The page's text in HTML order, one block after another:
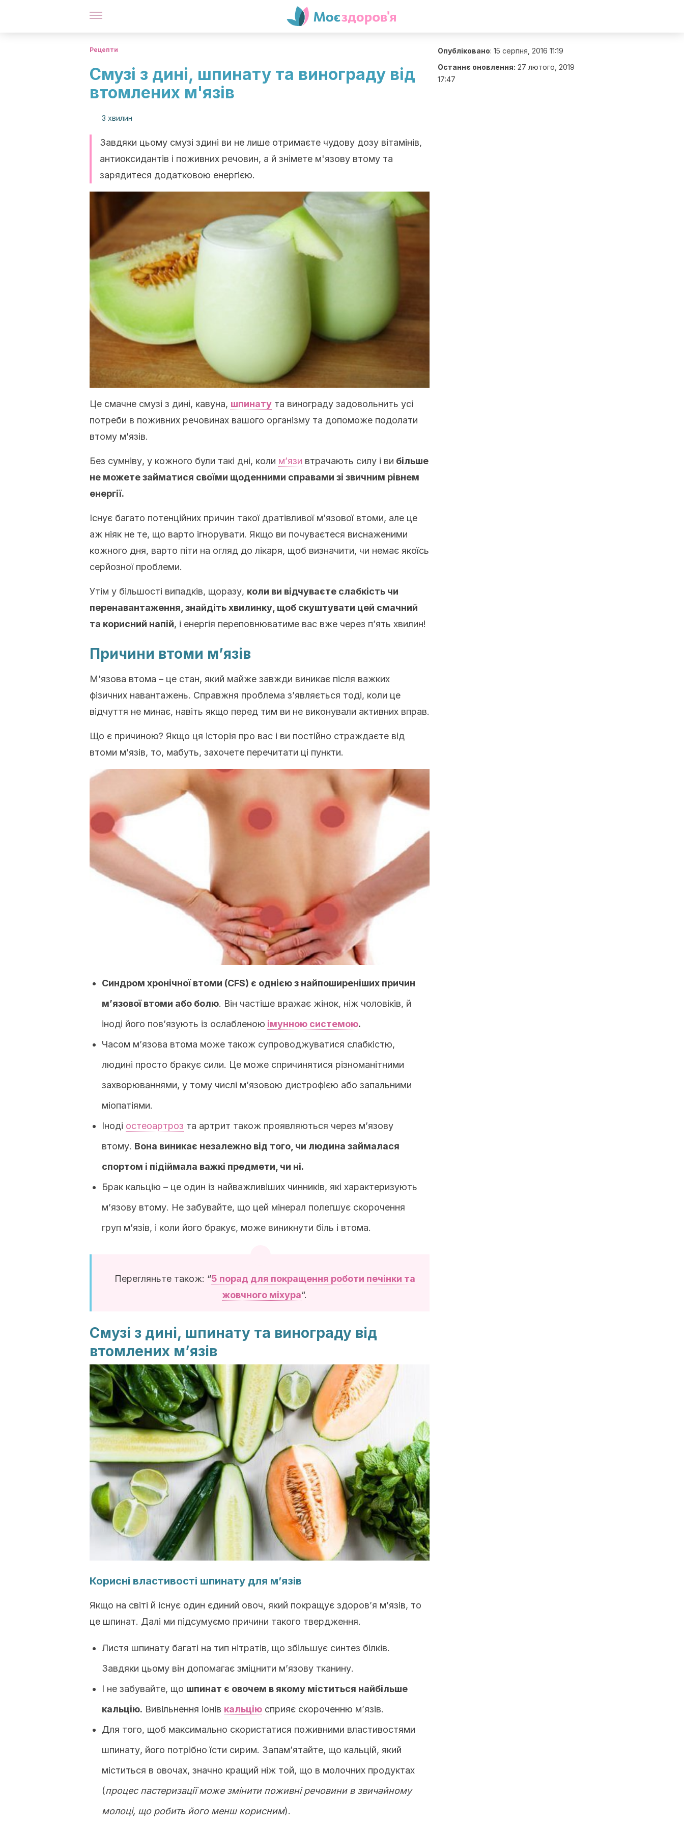
Рецепти
Смузі з дині, шпинату та винограду від
втомлених м'язів
3 хвилин
Завдяки цьому смузі здині ви не лише отримаєте чудову дозу вітамінів,
антиоксидантів і поживних речовин, а й знімете м'язову втому та
зарядитеся додатковою енергією.
Це смачне смузі з дині, кавуна, шпинату та винограду задовольнить усі
потреби в поживних речовинах вашого організму та допоможе подолати
втому м’язів.
Без сумніву, у кожного були такі дні, коли м’язи втрачають силу і ви більше
не можете займатися своїми щоденними справами зі звичним рівнем
енергії.
Існує багато потенційних причин такої дратівливої м’язової втоми, але це
аж ніяк не те, що варто ігнорувати. Якщо ви почуваєтеся виснаженими
кожного дня, варто піти на огляд до лікаря, щоб визначити, чи немає якоїсь
серйозної проблеми.
Утім у більшості випадків, щоразу, коли ви відчуваєте слабкість чи
перенавантаження, знайдіть хвилинку, щоб скуштувати цей смачний
та корисний напій, і енергія переповнюватиме вас вже через п’ять хвилин!
Причини втоми м’язів
М’язова втома – це стан, який майже завжди виникає після важких
фізичних навантажень. Справжня проблема з’являється тоді, коли це
відчуття не минає, навіть якщо перед тим ви не виконували активних вправ.
Що є причиною? Якщо ця історія про вас і ви постійно страждаєте від
втоми м’язів, то, мабуть, захочете перечитати ці пункти.
Синдром хронічної втоми (CFS) є однією з найпоширеніших причин
м’язової втоми або болю. Він частіше вражає жінок, ніж чоловіків, й
іноді його пов’язують із ослабленою імунною системою.
Часом м’язова втома може також супроводжуватися слабкістю,
людині просто бракує сили. Це може спричинятися різноманітними
захворюваннями, у тому числі м’язовою дистрофією або запальними
міопатіями.
Іноді остеоартроз та артрит також проявляються через м’язову
втому. Вона виникає незалежно від того, чи людина займалася
спортом і підіймала важкі предмети, чи ні.
Брак кальцію – це один із найважливіших чинників, які характеризують
м’язову втому. Не забувайте, що цей мінерал полегшує скорочення
груп м’язів, і коли його бракує, може виникнути біль і втома.
Перегляньте також: “5 порад для покращення роботи печінки та
жовчного міхура“.
Смузі з дині, шпинату та винограду від
втомлених м’язів
Корисні властивості шпинату для м’язів
Якщо на світі й існує один єдиний овоч, який покращує здоров’я м’язів, то
це шпинат. Далі ми підсумуємо причини такого твердження.
Листя шпинату багаті на тип нітратів, що збільшує синтез білків.
Завдяки цьому він допомагає зміцнити м’язову тканину.
І не забувайте, що шпинат є овочем в якому міститься найбільше
кальцію. Вивільнення іонів кальцію сприяє скороченню м’язів.
Для того, щоб максимально скористатися поживними властивостями
шпинату, його потрібно їсти сирим. Запам’ятайте, що кальцій, який
міститься в овочах, значно кращий ніж той, що в молочних продуктах
(процес пастеризації може змінити поживні речовини в звичайному
молоці, що робить його менш корисним).
Опубліковано: 15 серпня, 2016 11:19
Останнє оновлення: 27 лютого, 2019
17:47